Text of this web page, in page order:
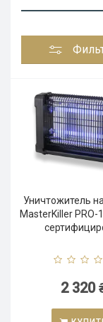
Уничтожитель
MasterKiller PRO-
2 320